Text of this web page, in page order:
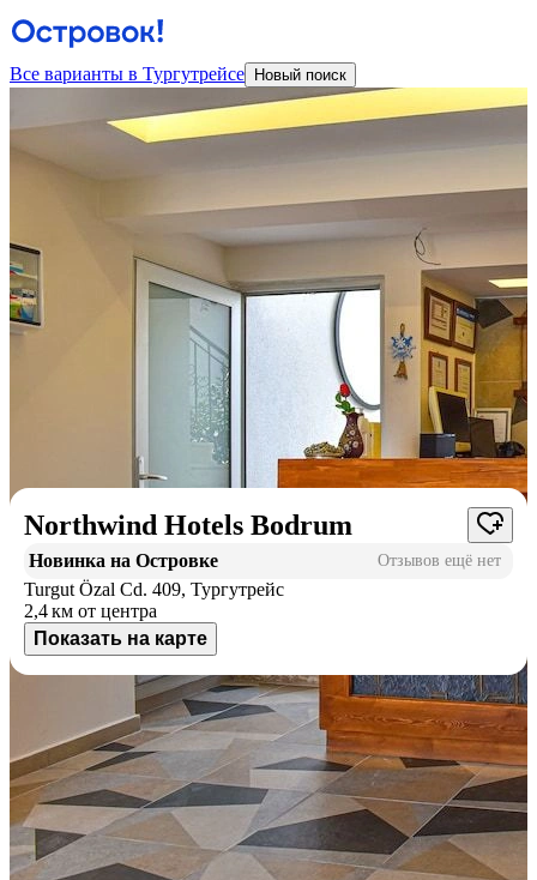
Все варианты в Тургутрейсе Новый поиск
Northwind Hotels Bodrum
Новинка на Островке Отзывов ещё нет
Turgut Özal Cd. 409, Тургутрейс
2,4 км от центра
Показать на карте
Доступные номера
Укажите даты поездки, и мы покажем вам актуальные цены
Даты не выбраны
Если не знаете конкретные даты, выберите примерные числа,
чтобы сориентироваться по цене.